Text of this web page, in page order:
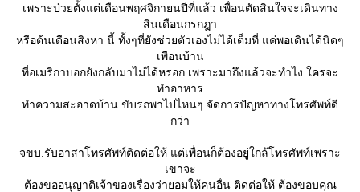
เพราะป่วยตั้งแต่เดือนพฤศจิกายนปีที่แล้ว เพื่อนตัดสินใจจะเดินทาง
สินเดือนกรกฎา
หรือต้นเดือนสิงหา นี้ ทั้งๆที่ยังช่วยตัวเองไม่ได้เต็มที่ แค่พอเดินได้นิดๆ
เพือนบ้าน
ที่อเมริกาบอกยังกลับมาไม่ได้หรอก เพราะมาถึงแล้วจะทำไง ใครจะ
ทำอาหาร
ทำความสะอาดบ้าน ขับรถพาไปไหนๆ จัดการปัญหาทางโทรศัพท์ดี
กว่า
จขบ.รับอาสาโทรศัพท์ติดต่อให้ แต่เพื่อนก็ต้องอยู่ใกล้โทรศัพท์เพราะ
เขาจะ
ต้องขออนุญาติเจ้าของเรื่องว่ายอมให้คนอื่น ติดต่อให้ ต้องขอบคุณ